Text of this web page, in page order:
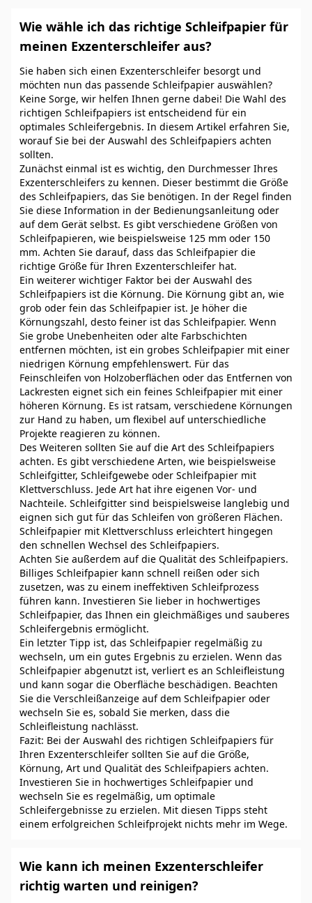
Wie wähle ich das richtige Schleifpapier für
meinen Exzenterschleifer aus?
Sie haben sich einen Exzenterschleifer besorgt und
möchten nun das passende Schleifpapier auswählen?
Keine Sorge, wir helfen Ihnen gerne dabei! Die Wahl des
richtigen Schleifpapiers ist entscheidend für ein
optimales Schleifergebnis. In diesem Artikel erfahren Sie,
worauf Sie bei der Auswahl des Schleifpapiers achten
sollten.
Zunächst einmal ist es wichtig, den Durchmesser Ihres
Exzenterschleifers zu kennen. Dieser bestimmt die Größe
des Schleifpapiers, das Sie benötigen. In der Regel finden
Sie diese Information in der Bedienungsanleitung oder
auf dem Gerät selbst. Es gibt verschiedene Größen von
Schleifpapieren, wie beispielsweise 125 mm oder 150
mm. Achten Sie darauf, dass das Schleifpapier die
richtige Größe für Ihren Exzenterschleifer hat.
Ein weiterer wichtiger Faktor bei der Auswahl des
Schleifpapiers ist die Körnung. Die Körnung gibt an, wie
grob oder fein das Schleifpapier ist. Je höher die
Körnungszahl, desto feiner ist das Schleifpapier. Wenn
Sie grobe Unebenheiten oder alte Farbschichten
entfernen möchten, ist ein grobes Schleifpapier mit einer
niedrigen Körnung empfehlenswert. Für das
Feinschleifen von Holzoberflächen oder das Entfernen von
Lackresten eignet sich ein feines Schleifpapier mit einer
höheren Körnung. Es ist ratsam, verschiedene Körnungen
zur Hand zu haben, um flexibel auf unterschiedliche
Projekte reagieren zu können.
Des Weiteren sollten Sie auf die Art des Schleifpapiers
achten. Es gibt verschiedene Arten, wie beispielsweise
Schleifgitter, Schleifgewebe oder Schleifpapier mit
Klettverschluss. Jede Art hat ihre eigenen Vor- und
Nachteile. Schleifgitter sind beispielsweise langlebig und
eignen sich gut für das Schleifen von größeren Flächen.
Schleifpapier mit Klettverschluss erleichtert hingegen
den schnellen Wechsel des Schleifpapiers.
Achten Sie außerdem auf die Qualität des Schleifpapiers.
Billiges Schleifpapier kann schnell reißen oder sich
zusetzen, was zu einem ineffektiven Schleifprozess
führen kann. Investieren Sie lieber in hochwertiges
Schleifpapier, das Ihnen ein gleichmäßiges und sauberes
Schleifergebnis ermöglicht.
Ein letzter Tipp ist, das Schleifpapier regelmäßig zu
wechseln, um ein gutes Ergebnis zu erzielen. Wenn das
Schleifpapier abgenutzt ist, verliert es an Schleifleistung
und kann sogar die Oberfläche beschädigen. Beachten
Sie die Verschleißanzeige auf dem Schleifpapier oder
wechseln Sie es, sobald Sie merken, dass die
Schleifleistung nachlässt.
Fazit: Bei der Auswahl des richtigen Schleifpapiers für
Ihren Exzenterschleifer sollten Sie auf die Größe,
Körnung, Art und Qualität des Schleifpapiers achten.
Investieren Sie in hochwertiges Schleifpapier und
wechseln Sie es regelmäßig, um optimale
Schleifergebnisse zu erzielen. Mit diesen Tipps steht
einem erfolgreichen Schleifprojekt nichts mehr im Wege.
Wie kann ich meinen Exzenterschleifer
richtig warten und reinigen?